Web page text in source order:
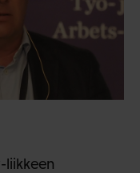
liikkeen